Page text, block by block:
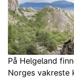
På Helgeland
Norges vakreste